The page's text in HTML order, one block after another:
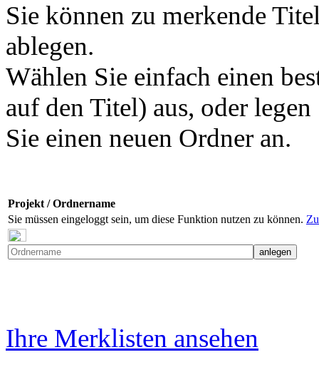
Sie können zu merkende
ablegen.
Wählen Sie einfach einen
auf den Titel) aus, oder legen
Sie einen neuen Ordner an.
Projekt / Ordnername
Sie müssen eingeloggt sein, um diese Funktion nutzen zu können.
Ihre Merklisten ansehen